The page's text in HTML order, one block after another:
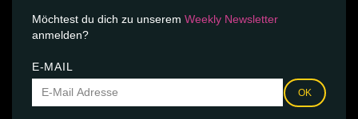
Möchtest du dich zu unserem Weekly Newsletter
anmelden?
E-MAIL
OK